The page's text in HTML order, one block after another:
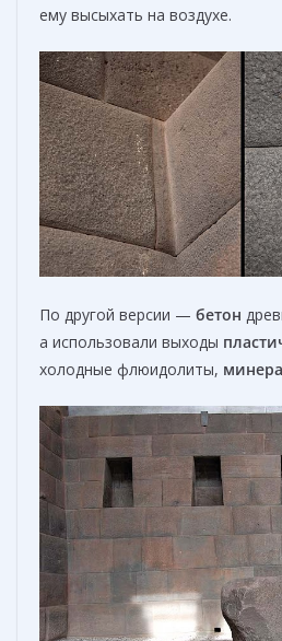
ему высыхать на воздухе.
По другой версии — бетон
а использовали выходы
холодные флюидолиты,